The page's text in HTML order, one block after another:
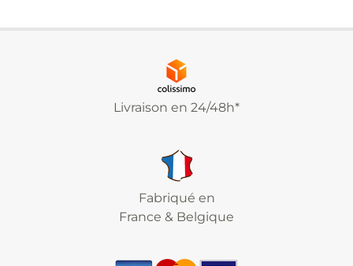
Livraison en 24/48h*
Fabriqué en
France & Belgique